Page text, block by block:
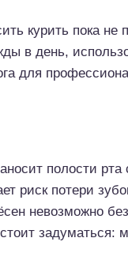
курить пока не
в день,
для
полости
риск потери
невозможно
задуматься: